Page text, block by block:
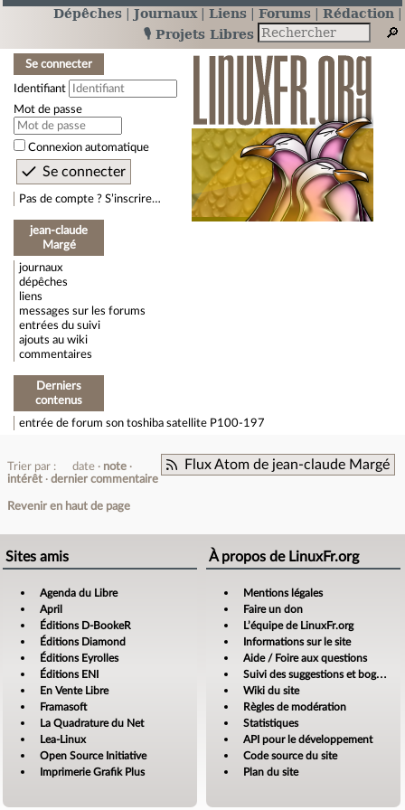
Dépêches Journaux Liens Forums
Rédaction
🎙️ Projets Libres
Se connecter
Identifiant
Mot de passe
Connexion automatique
Pas de compte ? S’inscrire…
jean-claude
Margé
journaux
dépêches
liens
messages sur les forums
entrées du suivi
ajouts au wiki
commentaires
Derniers
contenus
entrée de forum son toshiba satellite P100-197
Flux Atom de jean-claude Margé
Trier par : date
note
intérêt
dernier commentaire
Revenir en haut de page
Sites amis
Agenda du Libre
April
Éditions D-BookeR
Éditions Diamond
Éditions Eyrolles
Éditions ENI
En Vente Libre
Framasoft
La Quadrature du Net
Lea-Linux
Open Source Initiative
Imprimerie Grafik Plus
À propos de LinuxFr.org
Mentions légales
Faire un don
L’équipe de LinuxFr.org
Informations sur le site
Aide / Foire aux questions
Suivi des suggestions et bogues
Wiki du site
Règles de modération
Statistiques
API pour le développement
Code source du site
Plan du site